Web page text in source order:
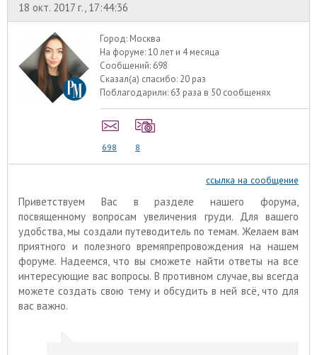
18 окт. 2017 г., 17:44:36
Город: Москва
На форуме:10 лет и 4 месяца
Сообщений: 698
Сказал(а) спасибо: 20 раз
Поблагодарили: 63 раза в 50 сообщенях
698 8
ссылка на сообщение
Приветствуем Вас в разделе нашего форума,
посвященному вопросам увеличения груди. Для вашего
удобства, мы создали путеводитель по темам. Желаем вам
приятного и полезного времяпрепровождения на нашем
форуме. Надеемся, что вы сможете найти ответы на все
интересующие вас вопросы. В противном случае, вы всегда
можете создать свою тему и обсудить в ней всё, что для
вас важно.